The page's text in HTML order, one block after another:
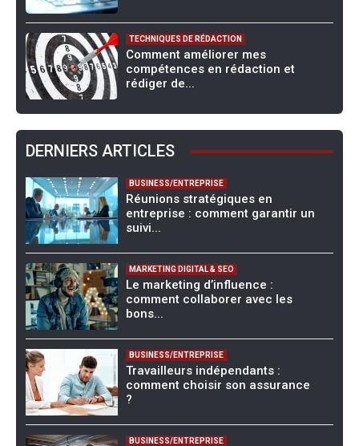
TECHNIQUES DE RÉDACTION
Comment améliorer mes
compétences en rédaction et
rédiger de...
DERNIERS ARTICLES
BUSINESS/ENTREPRISE
Réunions stratégiques en
entreprise : comment garantir un
suivi...
MARKETING DIGITAL & SEO
Le marketing d’influence :
comment collaborer avec les
bons...
BUSINESS/ENTREPRISE
Travailleurs indépendants :
comment choisir son assurance
?
BUSINESS/ENTREPRISE